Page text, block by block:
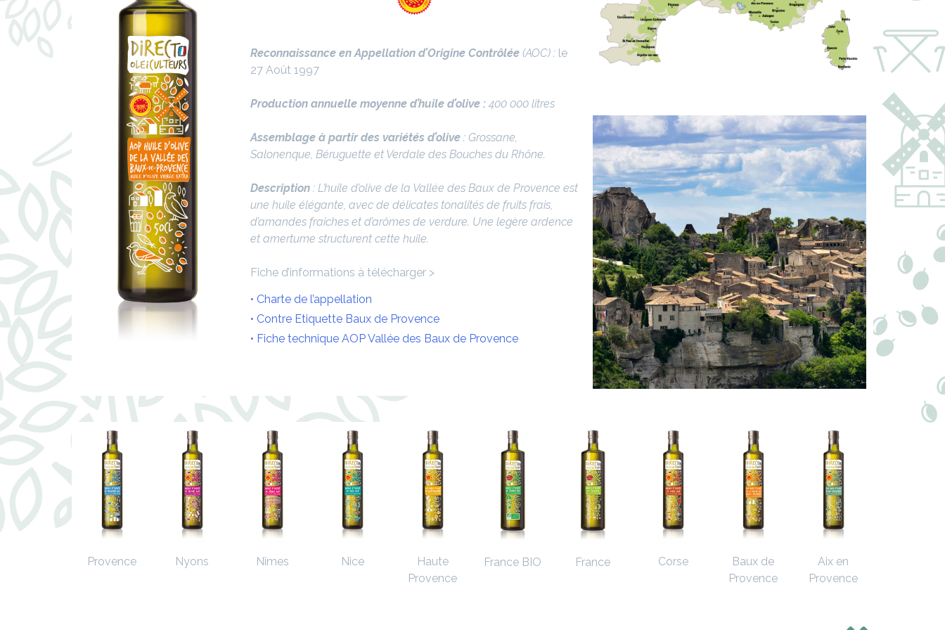
Reconnaissance en Appellation d’Origine Contrôlée (AOC) : le
27 Août 1997
Production annuelle moyenne d’huile d’olive :400 000 litres
Assemblage à partir des variétés d’olive : Grossane,
Salonenque, Béruguette et Verdale des Bouches du Rhône.
Description : L’huile d’olive de la Vallée des Baux de Provence est
une huile élégante, avec de délicates tonalités de fruits frais,
d’amandes fraiches et d’arômes de verdure. Une legère ardence
et amertume structurent cette huile.
Fiche d’informations à télécharger >
• Charte de l’appellation
• Contre Etiquette Baux de Provence
• Fiche technique AOP Vallée des Baux de Provence
Provence Nyons Nîmes Nice
Haute
Provence
France BIO France Corse
Baux de
Provence
Aix en
Provence